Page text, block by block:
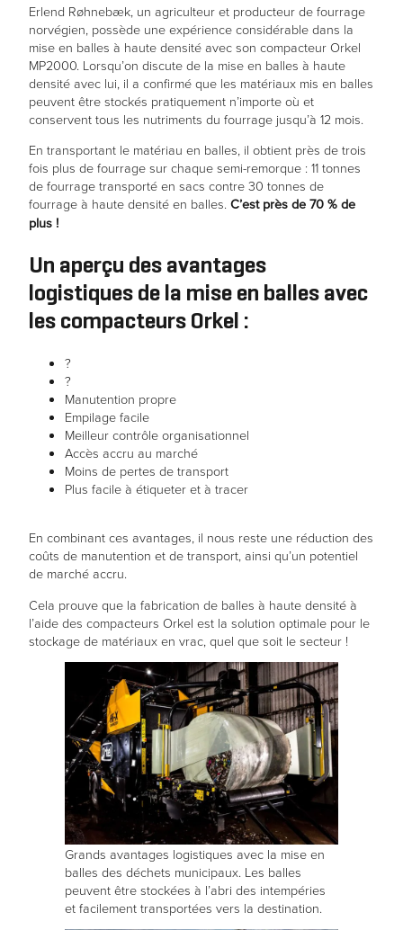
Erlend Røhnebæk, un agriculteur et producteur de fourrage
norvégien, possède une expérience considérable dans la
mise en balles à haute densité avec son compacteur Orkel
MP2000. Lorsqu’on discute de la mise en balles à haute
densité avec lui, il a confirmé que les matériaux mis en balles
peuvent être stockés pratiquement n’importe où et
conservent tous les nutriments du fourrage jusqu’à 12 mois.
En transportant le matériau en balles, il obtient près de trois
fois plus de fourrage sur chaque semi-remorque : 11 tonnes
de fourrage transporté en sacs contre 30 tonnes de
fourrage à haute densité en balles. C’est près de 70 % de
plus !
Un aperçu des avantages
logistiques de la mise en balles avec
les compacteurs Orkel :
?
?
Manutention propre
Empilage facile
Meilleur contrôle organisationnel
Accès accru au marché
Moins de pertes de transport
Plus facile à étiqueter et à tracer
En combinant ces avantages, il nous reste une réduction des
coûts de manutention et de transport, ainsi qu’un potentiel
de marché accru.
Cela prouve que la fabrication de balles à haute densité à
l’aide des compacteurs Orkel est la solution optimale pour le
stockage de matériaux en vrac, quel que soit le secteur !
Grands avantages logistiques avec la mise en
balles des déchets municipaux. Les balles
peuvent être stockées à l’abri des intempéries
et facilement transportées vers la destination.